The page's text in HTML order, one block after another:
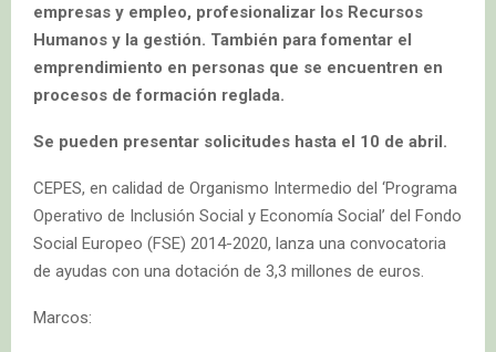
empresas y empleo, profesionalizar los Recursos
Humanos y la gestión. También para fomentar el
emprendimiento en personas que se encuentren en
procesos de formación reglada.
Se pueden presentar solicitudes hasta el 10 de abril.
CEPES, en calidad de Organismo Intermedio del ‘Programa
Operativo de Inclusión Social y Economía Social’ del Fondo
Social Europeo (FSE) 2014-2020, lanza una convocatoria
de ayudas con una dotación de 3,3 millones de euros.
Marcos: